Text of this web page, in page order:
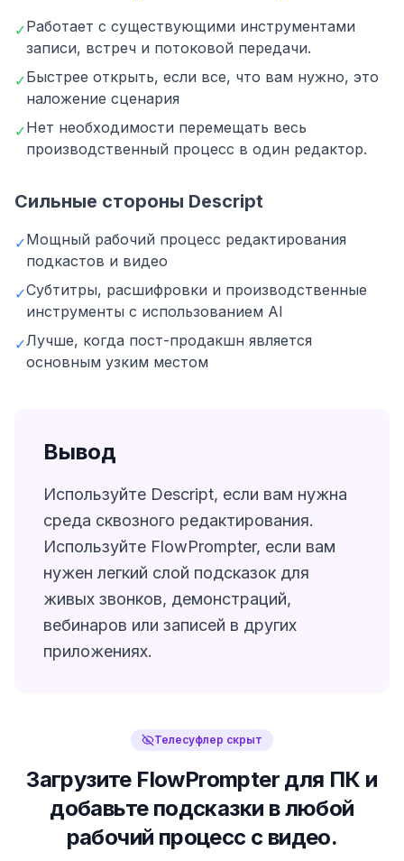
✓Работает с существующими инструментами
записи, встреч и потоковой передачи.
✓Быстрее открыть, если все, что вам нужно, это
наложение сценария
✓Нет необходимости перемещать весь
производственный процесс в один редактор.
Сильные стороны Descript
✓Мощный рабочий процесс редактирования
подкастов и видео
✓Субтитры, расшифровки и производственные
инструменты с использованием AI
✓Лучше, когда пост-продакшн является
основным узким местом
Вывод
Используйте Descript, если вам нужна
среда сквозного редактирования.
Используйте FlowPrompter, если вам
нужен легкий слой подсказок для
живых звонков, демонстраций,
вебинаров или записей в других
приложениях.
Телесуфлер скрыт
Загрузите FlowPrompter для ПК и
добавьте подсказки в любой
рабочий процесс с видео.